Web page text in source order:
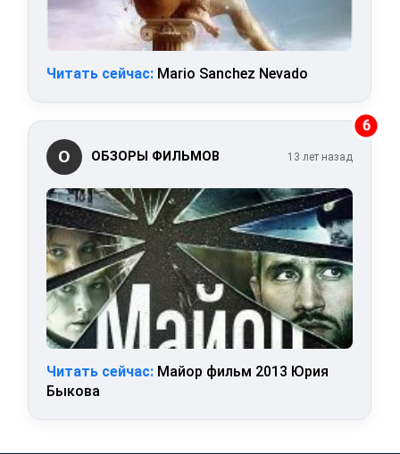
Читать сейчас: Mario Sanchez Nevado
6
О ОБЗОРЫ ФИЛЬМОВ 13 лет назад
Читать сейчас: Майор фильм 2013 Юрия
Быкова